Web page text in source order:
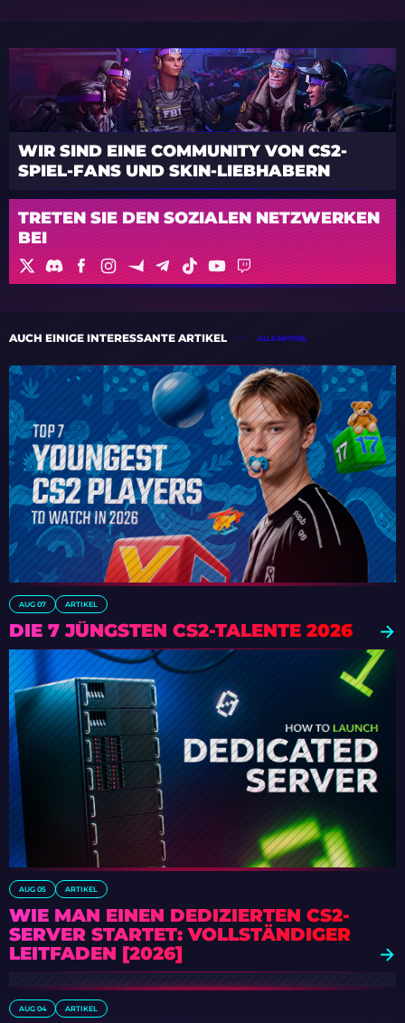
WIR SIND EINE COMMUNITY VON CS2-
SPIEL-FANS UND SKIN-LIEBHABERN
TRETEN SIE DEN SOZIALEN NETZWERKEN
BEI
AUCH EINIGE INTERESSANTE ARTIKEL ALLE ARTIKEL
AUG 07 ARTIKEL
DIE 7 JÜNGSTEN CS2-TALENTE 2026
AUG 05 ARTIKEL
WIE MAN EINEN DEDIZIERTEN CS2-
SERVER STARTET: VOLLSTÄNDIGER
LEITFADEN [2026]
AUG 04 ARTIKEL